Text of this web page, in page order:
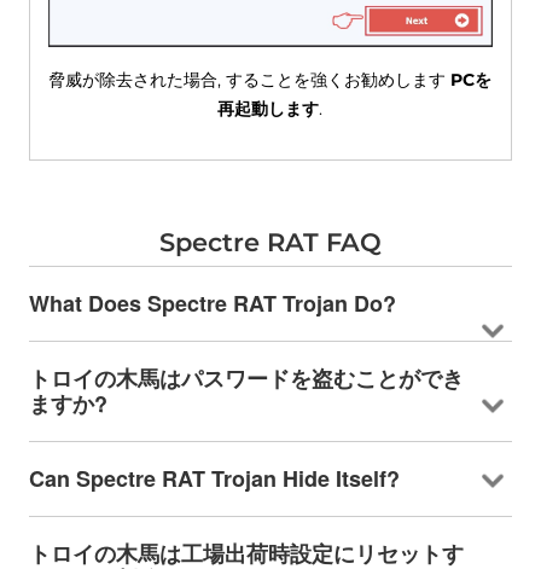
脅威が除去された場合, することを強くお勧めします PCを
再起動します.
Spectre RAT FAQ
What Does Spectre RAT Trojan Do?
トロイの木馬はパスワードを盗むことができ
ますか?
Can Spectre RAT Trojan Hide Itself?
トロイの木馬は工場出荷時設定にリセットす